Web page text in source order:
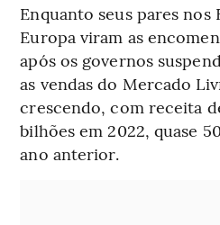
Enquanto seus pares nos
Europa viram as
após os governos
as vendas do Mercado
crescendo, com receita
bilhões em 2022, quase
ano anterior.